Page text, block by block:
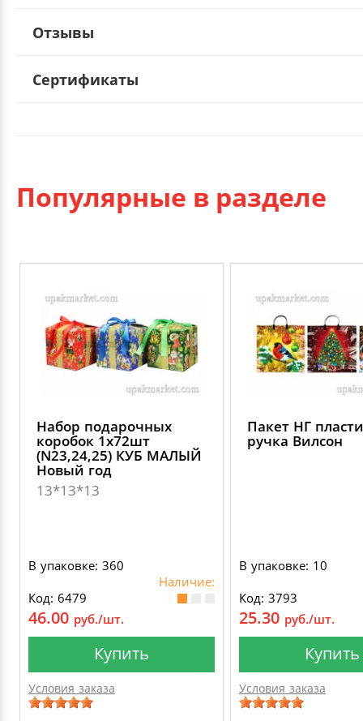
Отзывы
Сертификаты
Популярные в разделе
Набор подарочных
коробок 1х72шт
(N23,24,25) КУБ МАЛЫЙ
Новый год
13*13*13
В упаковке: 360
Наличие:
Код: 6479
46.00 руб./шт.
Купить
Условия заказа
Пакет НГ
ручка Вилсон
В упаковке: 10
Код: 3793
25.30 руб./шт.
Купить
Условия заказа